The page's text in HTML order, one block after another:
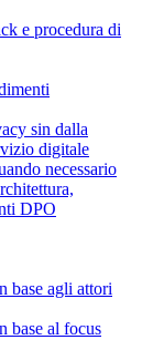
e procedura di
sin dalla
digitale
necessario
DPO
base agli attori
base al focus